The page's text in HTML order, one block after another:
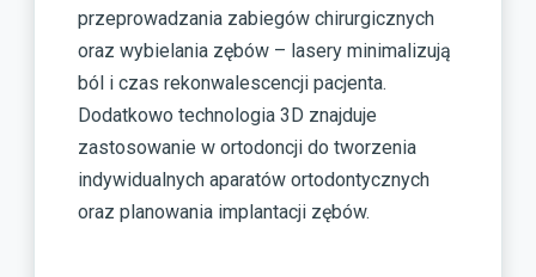
przeprowadzania zabiegów chirurgicznych
oraz wybielania zębów – lasery minimalizują
ból i czas rekonwalescencji pacjenta.
Dodatkowo technologia 3D znajduje
zastosowanie w ortodoncji do tworzenia
indywidualnych aparatów ortodontycznych
oraz planowania implantacji zębów.